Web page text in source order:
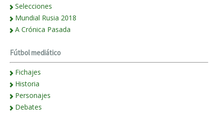
Selecciones
Mundial Rusia 2018
A Crónica Pasada
Fútbol mediático
Fichajes
Historia
Personajes
Debates